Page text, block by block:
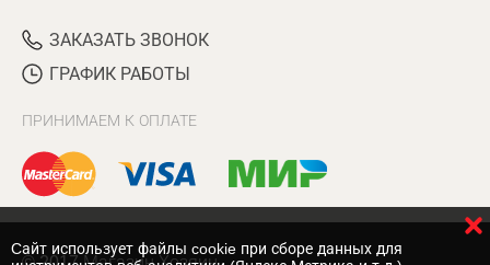
ЗАКАЗАТЬ ЗВОНОК
ГРАФИК РАБОТЫ
ПРИНИМАЕМ К ОПЛАТЕ
Cайт использует файлы cookie при сборе данных для